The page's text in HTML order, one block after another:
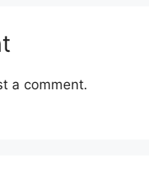
a comment.